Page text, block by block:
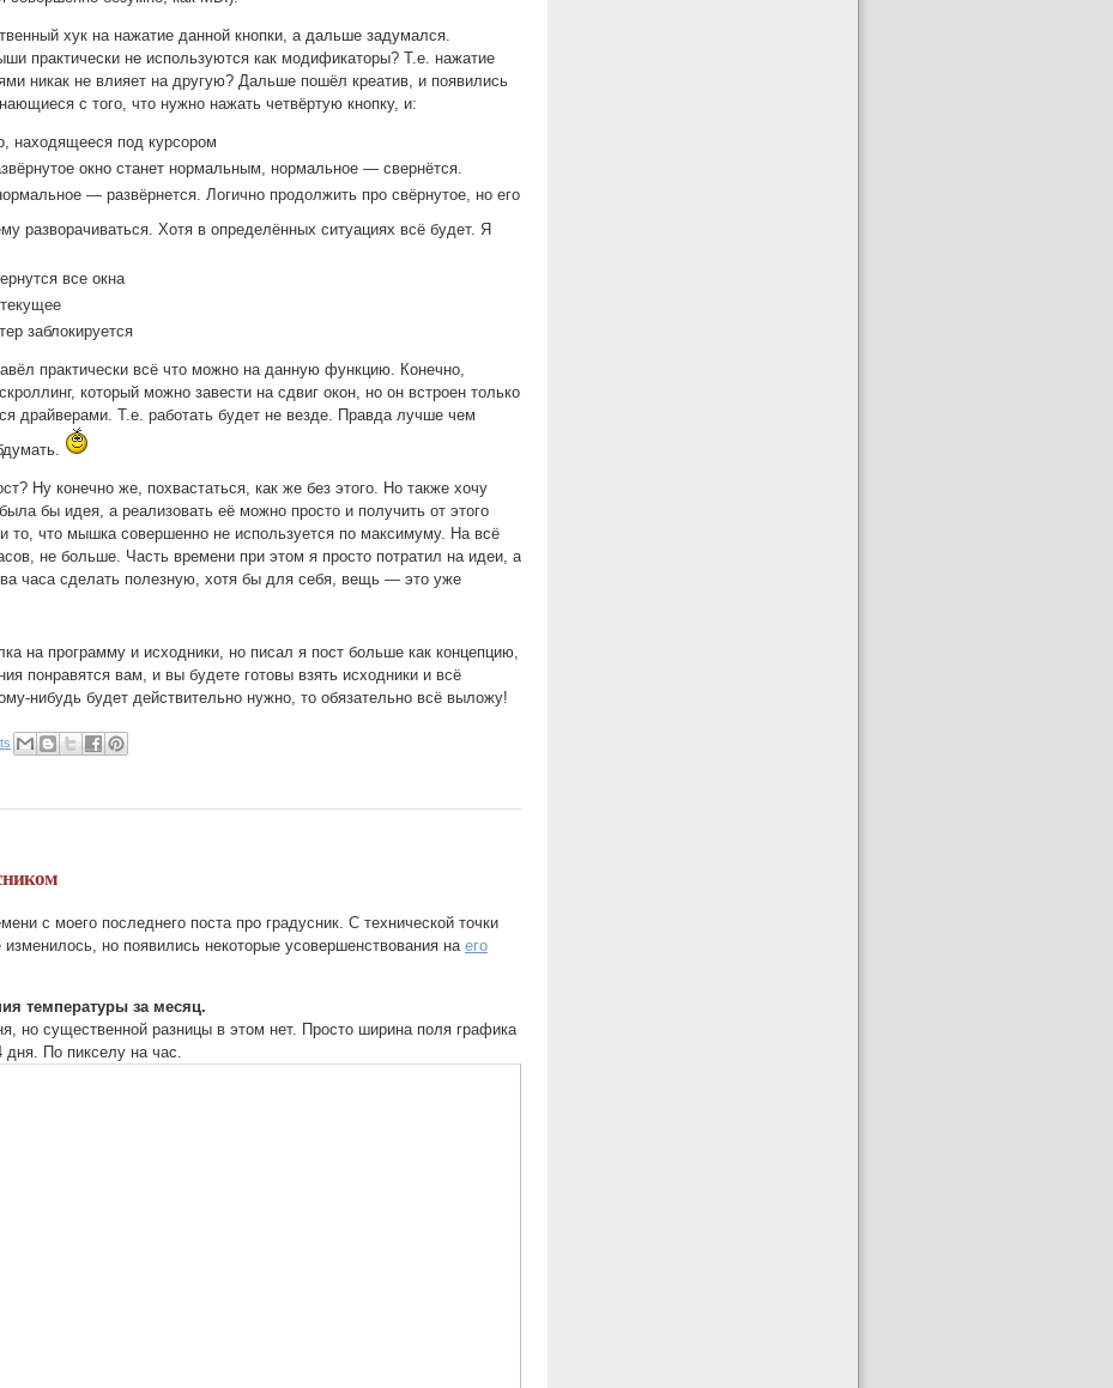
хук на нажатие данной кнопки, а дальше задумался.
практически не используются как модификаторы? Т.е. нажатие
никак не влияет на другую? Дальше пошёл креатив, и появились
с того, что нужно нажать четвёртую кнопку, и:
находящееся под курсором
окно станет нормальным, нормальное — свернётся.
— развёрнется. Логично продолжить про свёрнутое, но его
разворачиваться. Хотя в определённых ситуациях всё будет. Я
все окна
заблокируется
практически всё что можно на данную функцию. Конечно,
который можно завести на сдвиг окон, но он встроен только
драйверами. Т.е. работать будет не везде. Правда лучше чем
Ну конечно же, похвастаться, как же без этого. Но также хочу
бы идея, а реализовать её можно просто и получить от этого
то, что мышка совершенно не используется по максимуму. На всё
не больше. Часть времени при этом я просто потратил на идеи, а
часа сделать полезную, хотя бы для себя, вещь — это уже
на программу и исходники, но писал я пост больше как концепцию,
понравятся вам, и вы будете готовы взять исходники и всё
нибудь будет действительно нужно, то обязательно всё выложу!
с моего последнего поста про градусник. С технической точки
изменилось, но появились некоторые усовершенствования на его
температуры за месяц.
но существенной разницы в этом нет. Просто ширина поля графика
дня. По пикселу на час.